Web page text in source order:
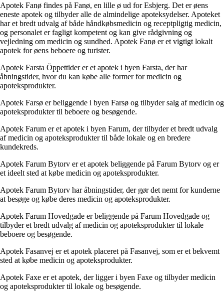
Apotek Fanø findes på Fanø, en lille ø ud for Esbjerg. Det er øens
eneste apotek og tilbyder alle de almindelige apoteksydelser. Apoteket
har et bredt udvalg af både håndkøbsmedicin og receptpligtig medicin,
og personalet er fagligt kompetent og kan give rådgivning og
vejledning om medicin og sundhed. Apotek Fanø er et vigtigt lokalt
apotek for øens beboere og turister.
Apotek Farsta Öppettider er et apotek i byen Farsta, der har
åbningstider, hvor du kan købe alle former for medicin og
apoteksprodukter.
Apotek Farsø er beliggende i byen Farsø og tilbyder salg af medicin og
apoteksprodukter til beboere og besøgende.
Apotek Farum er et apotek i byen Farum, der tilbyder et bredt udvalg
af medicin og apoteksprodukter til både lokale og en bredere
kundekreds.
Apotek Farum Bytorv er et apotek beliggende på Farum Bytorv og er
et ideelt sted at købe medicin og apoteksprodukter.
Apotek Farum Bytorv har åbningstider, der gør det nemt for kunderne
at besøge og købe deres medicin og apoteksprodukter.
Apotek Farum Hovedgade er beliggende på Farum Hovedgade og
tilbyder et bredt udvalg af medicin og apoteksprodukter til lokale
beboere og besøgende.
Apotek Fasanvej er et apotek placeret på Fasanvej, som er et bekvemt
sted at købe medicin og apoteksprodukter.
Apotek Faxe er et apotek, der ligger i byen Faxe og tilbyder medicin
og apoteksprodukter til lokale og besøgende.